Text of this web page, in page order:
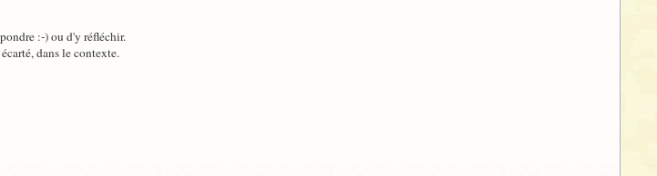
:-) ou d'y réfléchir.
dans le contexte.